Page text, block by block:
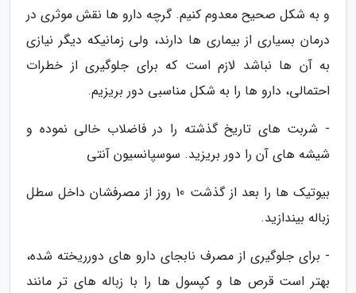
و به شکل صحیح معدوم کنیم. گرچه دارو ها نقش موثری در
درمان بسیاری از بیماری ها دارند، ولی زمانیکه دیگر نیازی
به آن ها نباشد لازم است که برای جلوگیری از خطرات
احتمالی، دارو ها را به شکل مناسبی دور بریزیم.
- شربت های تاریخ گذشته را در فاضلاب خالی نموده و
شیشه های آن را دور بریزید. سوسپانسیون آنتی
بیوتیک ها را بعد از گذشت 10 روز از مصرفشان داخل سطل
زباله بیندازید.
- برای جلوگیری از مصرف نابجای دارو های دورریخته شده،
بهتر است قرص ها و کپسول ها را با زباله های تر مانند